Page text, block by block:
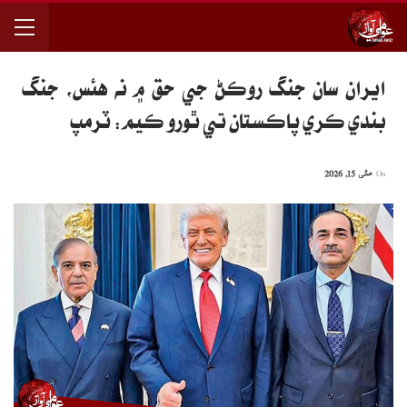
ايران سان جنگ روڪڻ جي حق ۾ نه هئس، جنگ
بندي ڪري پاڪستان تي ٿورو ڪيم: ٽرمپ
مئی 15, 2026